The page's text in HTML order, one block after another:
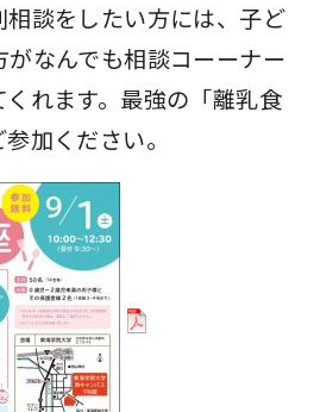
談をしたい方には、子ど
なんでも相談コーーナー
れます。最強の「離乳食
加ください。